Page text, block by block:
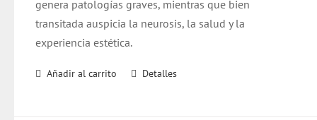
genera patologías graves, mientras que bien
transitada auspicia la neurosis, la salud y la
experiencia estética.
Añadir al carrito Detalles